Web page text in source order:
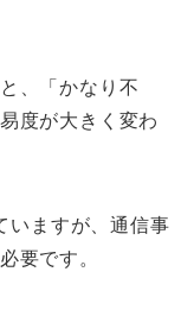
、「かなり不
度が大きく変わ
いますが、通信事
要です。